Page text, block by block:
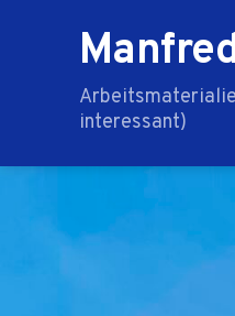
interessant)